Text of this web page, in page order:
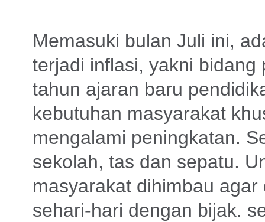
Memasuki bulan Juli ini,
terjadi inflasi, yakni
tahun ajaran baru
kebutuhan masyarakat
mengalami peningkatan.
sekolah, tas dan sepatu.
masyarakat dihimbau
sehari-hari dengan bijak.